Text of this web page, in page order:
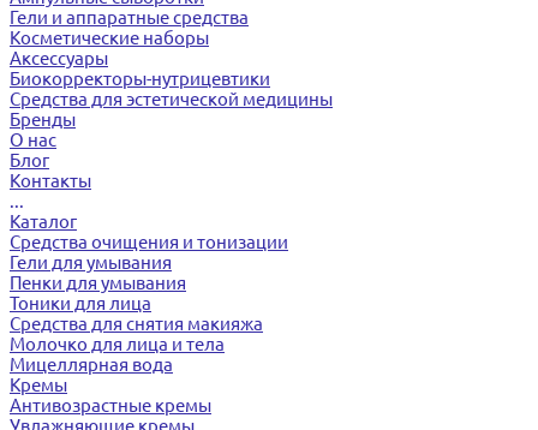
Гели и аппаратные средства
Косметические наборы
Аксессуары
Биокорректоры-нутрицевтики
Средства для эстетической медицины
Бренды
О нас
Блог
Контакты
...
Каталог
Средства очищения и тонизации
Гели для умывания
Пенки для умывания
Тоники для лица
Средства для снятия макияжа
Молочко для лица и тела
Мицеллярная вода
Кремы
Антивозрастные кремы
Увлажняющие кремы